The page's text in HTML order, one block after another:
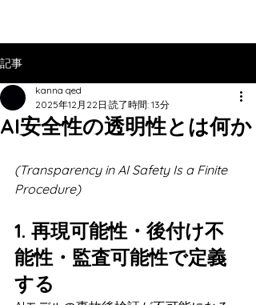
記事
AI安全性の透明性とは何か
kanna qed
2025年12月22日 読了時間: 13分
(Transparency in AI Safety Is a Finite
Procedure)
1. 再現可能性・後付け不
能性・監査可能性で定義
する